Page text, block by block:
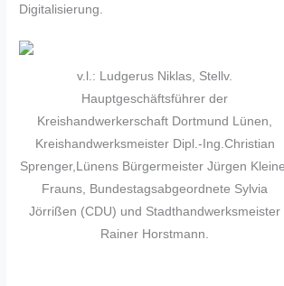
Digitalisierung.
v.l.: Ludgerus Niklas, Stellv.
Hauptgeschäftsführer der
Kreishandwerkerschaft Dortmund Lünen,
Kreishandwerksmeister Dipl.-Ing.Christian
Sprenger,Lünens Bürgermeister Jürgen
Frauns, Bundestagsabgeordnete Sylvia
Jörrißen (CDU) und Stadthandwerksmeister
Rainer Horstmann.